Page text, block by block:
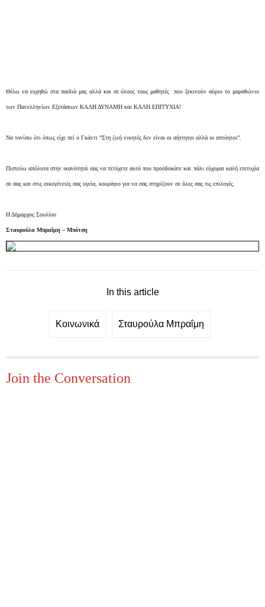
Θέλω να ευχηθώ στα παιδιά μας αλλά και σε όλους τους μαθητές που ξεκινούν αύριο το μαραθώνιο
των Πανελληνίων Εξετάσεων ΚΑΛΗ ΔΥΝΑΜΗ και ΚΑΛΗ ΕΠΙΤΥΧΙΑ!
Να τονίσω ότι όπως είχε πεί ο Γκάντι “Στη ζωή νικητές δεν είναι οι αήττητοι αλλά οι απτόητοι”.
Πιστεύω απόλυτα στην ικανότητά σας να πετύχετε αυτό που προσδοκάτε και πάλι εύχομαι καλή επιτυχία
σε σας και στις οικογένειές σας υγεία, κουράγιο για να σας στηρίζουν σε όλες σας τις επιλογές.
Η Δήμαρχος Σουλίου
Σταυρούλα Μπραΐμη – Μπότση
In this article
Κοινωνικά Σταυρούλα Μπραΐμη
Join the Conversation